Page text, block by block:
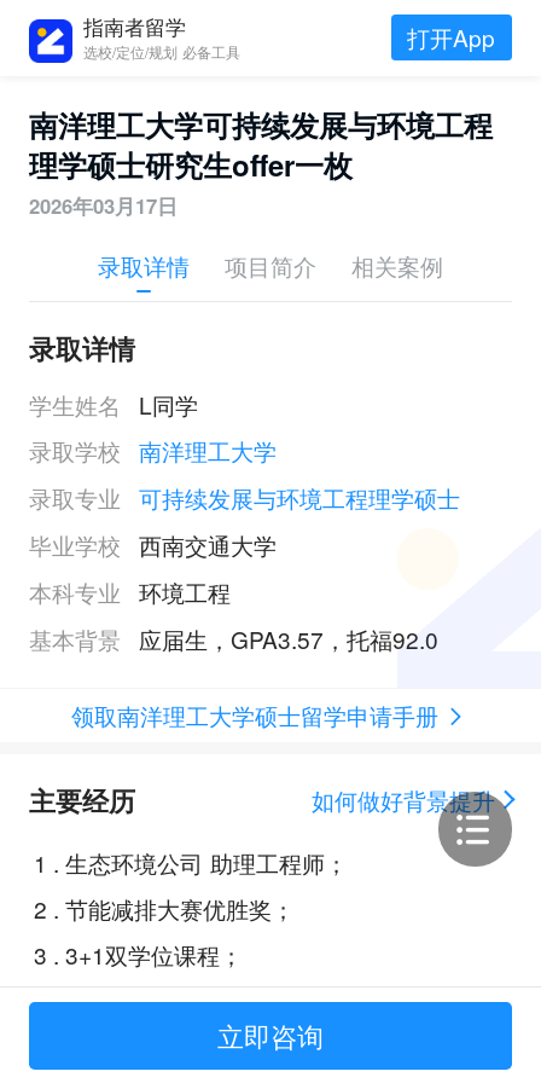
指南者留学
选校/定位/规划 必备工具 打开App
南洋理工大学可持续发展与环境工程
理学硕士研究生offer一枚
2026年03月17日
录取详情 项目简介 相关案例
录取详情
学生姓名
L同学
录取学校 南洋理工大学
录取专业 可持续发展与环境工程理学硕士
毕业学校 西南交通大学
本科专业 环境工程
基本背景
应届生，GPA3.57，托福92.0
领取南洋理工大学硕士留学申请手册
主要经历
如何做好背景提升
1 . 生态环境公司 助理工程师；
2 . 节能减排大赛优胜奖；
3 . 3+1双学位课程；
Offer展示
立即咨询